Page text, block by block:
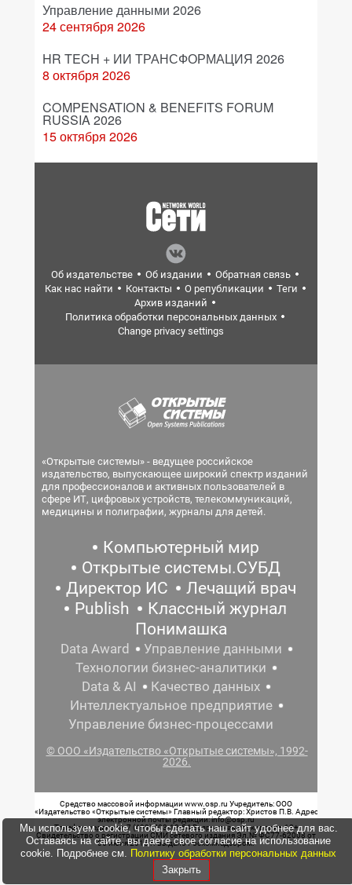
Управление данными 2026
24 сентября 2026
HR TECH + ИИ ТРАНСФОРМАЦИЯ 2026
8 октября 2026
COMPENSATION & BENEFITS FORUM
RUSSIA 2026
15 октября 2026
Об издательстве Об издании
Обратная связь
Как нас найти
Контакты О републикации
Теги
Архив изданий
Политика обработки персональных данных
Change privacy settings
«Открытые системы» - ведущее российское
издательство, выпускающее широкий спектр изданий
для профессионалов и активных пользователей в
сфере ИТ, цифровых устройств, телекоммуникаций,
медицины и полиграфии, журналы для детей.
Компьютерный мир
Открытые системы.СУБД
Директор ИС
Лечащий врач
Publish
Классный журнал
Понимашка
Data Award
Управление данными
Технологии бизнес-аналитики
Data & AI
Качество данных
Интеллектуальное предприятие
Управление бизнес-процессами
© ООО «Издательство «Открытые системы», 1992-
2026.
Средство массовой информации www.osp.ru Учредитель: ООО
«Издательство «Открытые системы» Главный редактор: Христов П.В. Адрес
электронной почты редакции: info@osp.ru
Телефон редакции: 7 (499) 703-18-54 Возрастная маркировка: 12+
Свидетельство о регистрации СМИ сетевого издания Эл.№ ФС77-62008 от
05 июня 2015 г. выдано Роскомнадзором.
Мы используем cookie, чтобы сделать наш сайт удобнее для вас.
Оставаясь на сайте, вы даете свое согласие на использование
cookie. Подробнее см. Политику обработки персональных данных
Закрыть